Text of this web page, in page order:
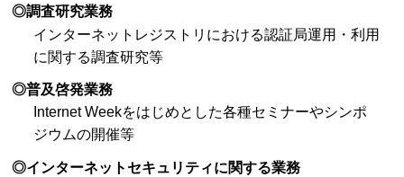
◎調査研究業務
インターネットレジストリにおける認証局運用・利用
に関する調査研究等
◎普及啓発業務
Internet Weekをはじめとした各種セミナーやシンポ
ジウムの開催等
◎インターネットセキュリティに関する業務